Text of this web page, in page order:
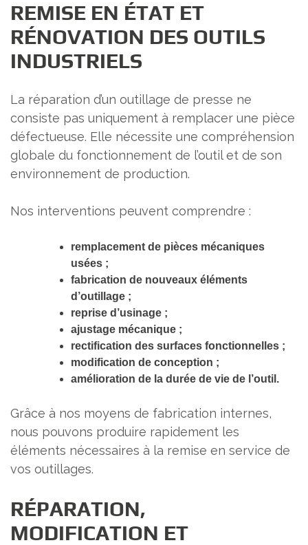
REMISE EN ÉTAT ET
RÉNOVATION DES OUTILS
INDUSTRIELS
La réparation d’un outillage de presse ne
consiste pas uniquement à remplacer une pièce
défectueuse. Elle nécessite une compréhension
globale du fonctionnement de l’outil et de son
environnement de production.
Nos interventions peuvent comprendre :
remplacement de pièces mécaniques
usées ;
fabrication de nouveaux éléments
d’outillage ;
reprise d’usinage ;
ajustage mécanique ;
rectification des surfaces fonctionnelles ;
modification de conception ;
amélioration de la durée de vie de l’outil.
Grâce à nos moyens de fabrication internes,
nous pouvons produire rapidement les
éléments nécessaires à la remise en service de
vos outillages.
RÉPARATION,
MODIFICATION ET